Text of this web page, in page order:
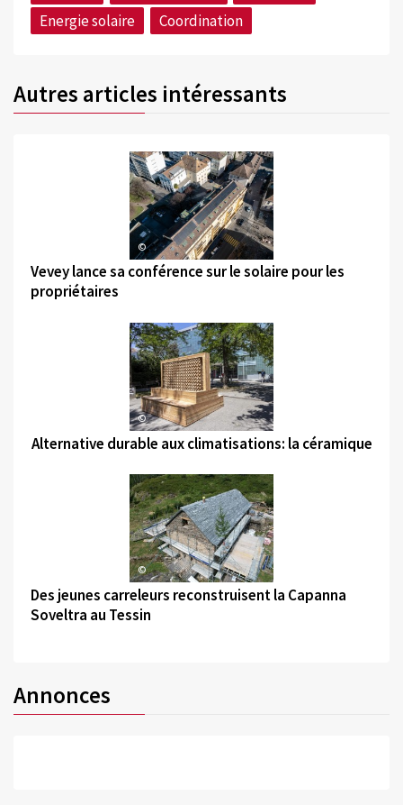
Energie solaire
Coordination
Autres articles intéressants
©
Vevey lance sa conférence sur le solaire pour les
propriétaires
©
Alternative durable aux climatisations: la céramique
©
Des jeunes carreleurs reconstruisent la Capanna
Soveltra au Tessin
Annonces